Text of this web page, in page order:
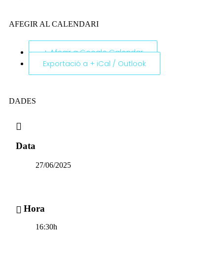
AFEGIR AL CALENDARI
+ Afegir a Google Calendar
Exportació a + iCal / Outlook
DADES
Data
27/06/2025
Hora
16:30h